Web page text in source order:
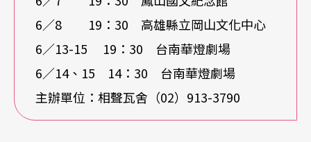
6／8 19：30 高雄縣立岡山文化中心
6／13-15 19：30 台南華燈劇場
6／14、15 14：30 台南華燈劇場
主辦單位：相聲瓦舍（02）913-3790